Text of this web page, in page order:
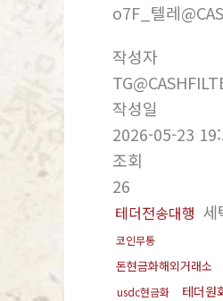
o7F_텔레
작성자
작성일
2026-05-23
조회
26
테더전송대행 세
코인무통
돈현금화해외거래소
usdc현금화 테더원